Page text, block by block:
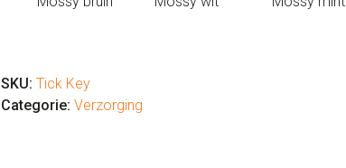
Teken
verwijderaar
SKU: Tick Key
Categorie: Verzorging